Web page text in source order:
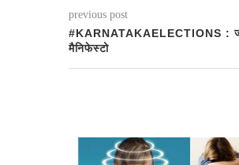
previous post
#KARNATAKAELECTIONS :
मैनिफेस्टो